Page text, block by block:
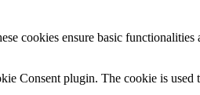
cookies ensure basic
Consent plugin. The cookie is